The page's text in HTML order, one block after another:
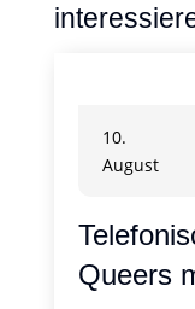
10.
August
Queers